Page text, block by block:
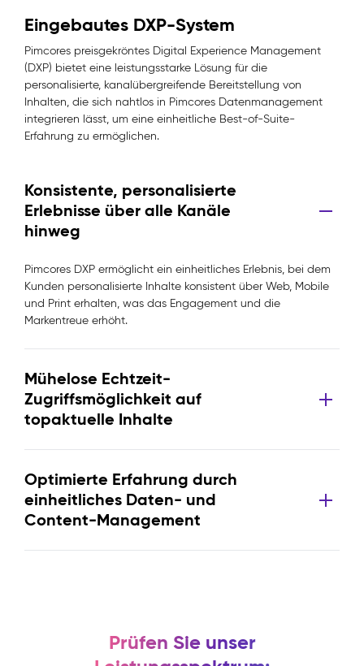
Eingebautes DXP-System
Pimcores preisgekröntes Digital Experience Management
(DXP) bietet eine leistungsstarke Lösung für die
personalisierte, kanalübergreifende Bereitstellung von
Inhalten, die sich nahtlos in Pimcores Datenmanagement
integrieren lässt, um eine einheitliche Best-of-Suite-
Erfahrung zu ermöglichen.
Konsistente, personalisierte
Erlebnisse über alle Kanäle
hinweg
Pimcores DXP ermöglicht ein einheitliches Erlebnis, bei dem
Kunden personalisierte Inhalte konsistent über Web, Mobile
und Print erhalten, was das Engagement und die
Markentreue erhöht.
Mühelose Echtzeit-
Zugriffsmöglichkeit auf
topaktuelle Inhalte
Optimierte Erfahrung durch
einheitliches Daten- und
Content-Management
Prüfen Sie unser